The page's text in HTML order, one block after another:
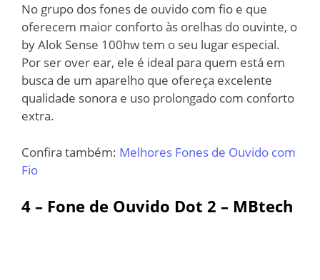
No grupo dos fones de ouvido com fio e que
oferecem maior conforto às orelhas do ouvinte, o
by Alok Sense 100hw tem o seu lugar especial.
Por ser over ear, ele é ideal para quem está em
busca de um aparelho que ofereça excelente
qualidade sonora e uso prolongado com conforto
extra.
Confira também: Melhores Fones de Ouvido com
Fio
4 – Fone de Ouvido Dot 2 – MBtech